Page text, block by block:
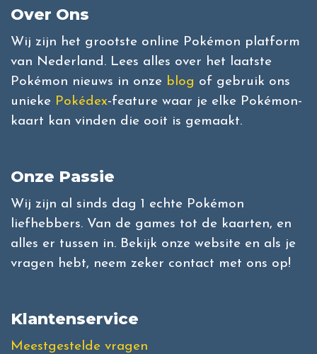
Over Ons
Wij zijn het grootste online Pokémon platform
van Nederland. Lees alles over het laatste
Pokémon nieuws in onze blog of gebruik ons
unieke Pokédex-feature waar je elke Pokémon-
kaart kan vinden die ooit is gemaakt.
Onze Passie
Wij zijn al sinds dag 1 echte Pokémon
liefhebbers. Van de games tot de kaarten, en
alles er tussen in. Bekijk onze website en als je
vragen hebt, neem zeker contact met ons op!
Klantenservice
Meestgestelde vragen